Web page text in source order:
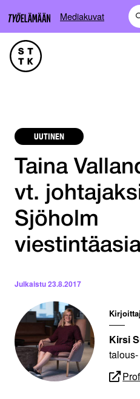
Mediakuvat
UUTINEN
Taina
vt.
Sjöholm
Julkaistu23.8.2017
Kirsi